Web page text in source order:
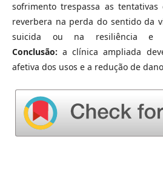
sofrimento trespassa as
reverbera na perda do sentido da
suicida ou na resiliência e
Conclusão: a clínica ampliada
afetiva dos usos e a redução de